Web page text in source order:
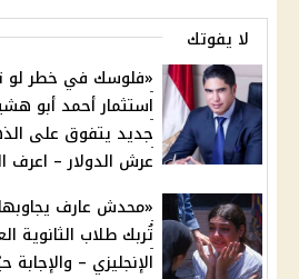
لا يفوتك
«فلوسك في خطر لو
جديد يتفوق على
عرش الدولار – اعرف
«محدش عارف
تُربك طلاب الثانوية
الإنجليزي –